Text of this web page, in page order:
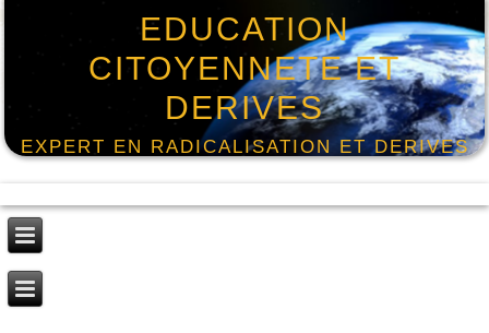
EDUCATION
CITOYENNETE ET
DERIVES
EXPERT EN RADICALISATION ET DERIVES